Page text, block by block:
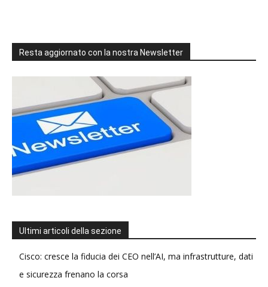
Resta aggiornato con la nostra Newsletter
Ultimi articoli della sezione
Cisco: cresce la fiducia dei CEO nell’AI, ma infrastrutture, dati
e sicurezza frenano la corsa